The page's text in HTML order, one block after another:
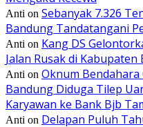
Anti on Sebanyak 7.326
Bandung Tandatangani
Anti on Kang DS
Jalan Rusak di
Anti on Oknum Bendahara
Bandung Diduga Tilep
Karyawan ke Bank Bjb
Anti on Delapan Puluh